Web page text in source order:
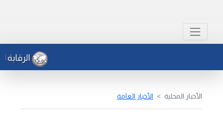
الرقابة
الأخبار المحلية الأخبار العامة